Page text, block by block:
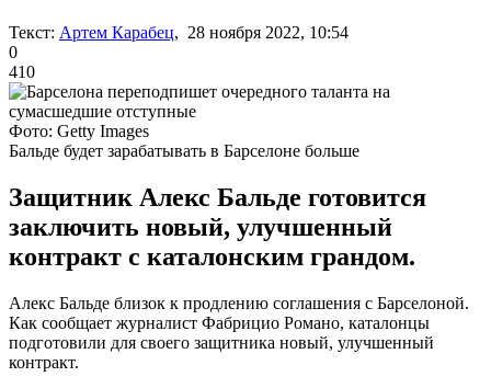
Текст: Артем Карабец, 28 ноября 2022, 10:54
0
410
Фото: Getty Images
Бальде будет зарабатывать в Барселоне больше
Защитник Алекс Бальде готовится
заключить новый, улучшенный
контракт с каталонским грандом.
Алекс Бальде близок к продлению соглашения с Барселоной.
Как сообщает журналист Фабрицио Романо, каталонцы
подготовили для своего защитника новый, улучшенный
контракт.